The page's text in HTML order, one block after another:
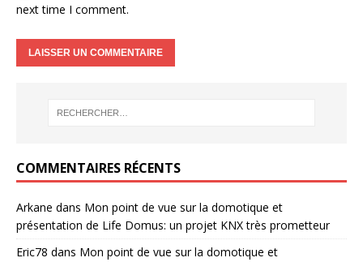
next time I comment.
COMMENTAIRES RÉCENTS
Arkane dans Mon point de vue sur la domotique et
présentation de Life Domus: un projet KNX très prometteur
Eric78 dans Mon point de vue sur la domotique et